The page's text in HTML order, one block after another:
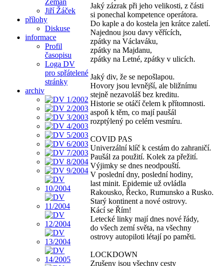
Jiří Žáček
přílohy
Diskuse
informace
Profil
časopisu
Loga DV
pro spřátelené
stránky
archiv
Jaký zázrak při jeho velikosti, z části
si ponechal kompetence operátora.
Do kaple a do kostela jen krátce zaletí.
Najednou jsou davy věřících,
zpátky na Václaváku,
zpátky na Majdanu,
zpátky na Letné, zpátky v ulicích.
Jaký div, že se nepošlapou.
Hovory jsou levnější, ale bližnímu
stejně nezavoláš bez kreditu.
Historie se otáčí čelem k přítomnosti.
aspoň k těm, co mají paušál
rozptýlený po celém vesmíru.
COVID PAS
Univerzální klíč k cestám do zahraničí.
Paušál za použití. Kolek za přežití.
Výjimky se dnes neodpouští.
V poslední dny, poslední hodiny,
last minit. Epidemie už ovládla
Rakousko, Řecko, Rumunsko a Rusko.
Starý kontinent a nové ostrovy.
Kácí se Řím!
Letecké linky mají dnes nové řády,
do všech zemí světa, na všechny
ostrovy autopiloti létají po paměti.
LOCKDOWN
Zrušeny jsou všechny cesty